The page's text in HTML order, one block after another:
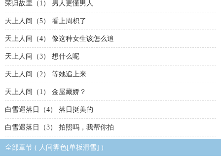
荣归故里（1） 男人更懂男人
天上人间（5） 看上周枳了
天上人间（4） 像这种女生该怎么追
天上人间（3） 想什么呢
天上人间（2） 等她追上来
天上人间（1） 金屋藏娇？
白雪遇落日（4） 落日挺美的
白雪遇落日（3） 拍照吗，我帮你拍
全部章节 ( 人间霁色[单板滑雪] )